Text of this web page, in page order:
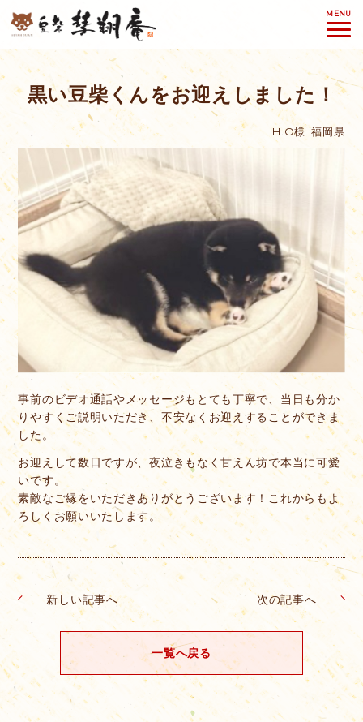
MENU
黒い豆柴くんをお迎えしました！
H.O様 福岡県
事前のビデオ通話やメッセージもとても丁寧で、当日も分か
りやすくご説明いただき、不安なくお迎えすることができま
した。
お迎えして数日ですが、夜泣きもなく甘えん坊で本当に可愛
いです。
素敵なご縁をいただきありがとうございます！これからもよ
ろしくお願いいたします。
新しい記事へ 次の記事へ
一覧へ戻る